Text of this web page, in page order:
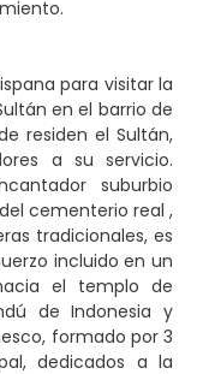
para visitar la
en el barrio de
residen el Sultán,
a su servicio.
suburbio
cementerio real ,
tradicionales, es
incluido en un
el templo de
de Indonesia y
formado por 3
dedicados a la